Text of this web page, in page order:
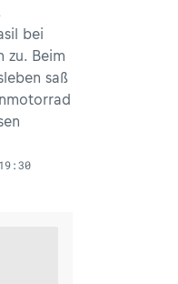
bei
zu. Beim
saß